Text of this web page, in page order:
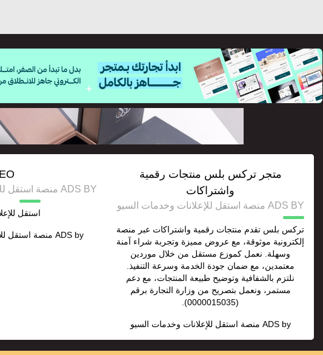
متجر تركس بلس منتجات رقمية
واشتراكات
ADS BY منصة استقل للإعلانات وخدمات السيو
تركس بلس تقدم منتجات رقمية واشتراكات عبر منصة
إلكترونية موثوقة، مع عروض مميزة وتجربة شراء آمنة
وسهلة. نعمل كموزع مستقل من خلال موردين
معتمدين، مع ضمان جودة الخدمة وسرعة التنفيذ.
نلتزم بالشفافية وتوضيح طبيعة المنتجات، مع دعم
مستمر، ونعمل بتصريح من وزارة التجارة برقم
(0000015035).
ADS by منصة استقل للإعلانات وخدمات السيو
ADS BY منصة استقل للإعلانات وخدمات السيو
استقل
ADS by منصة استقل